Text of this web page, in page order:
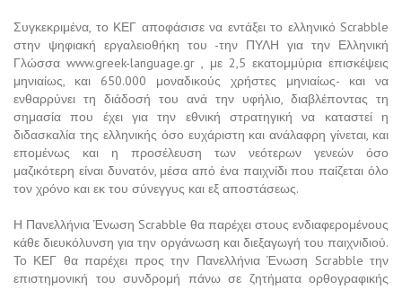
Συγκεκριμένα, το ΚΕΓ αποφάσισε να εντάξει το ελληνικό Scrabble
στην ψηφιακή εργαλειοθήκη του -την ΠΥΛΗ για την Ελληνική
Γλώσσα www.greek-language.gr , με 2,5 εκατομμύρια επισκέψεις
μηνιαίως, και 650.000 μοναδικούς χρήστες μηνιαίως- και να
ενθαρρύνει τη διάδοσή του ανά την υφήλιο, διαβλέποντας τη
σημασία που έχει για την εθνική στρατηγική να καταστεί η
διδασκαλία της ελληνικής όσο ευχάριστη και ανάλαφρη γίνεται, και
επομένως και η προσέλευση των νεότερων γενεών όσο
μαζικότερη είναι δυνατόν, μέσα από ένα παιχνίδι που παίζεται όλο
τον χρόνο και εκ του σύνεγγυς και εξ αποστάσεως.
Η Πανελλήνια Ένωση Scrabble θα παρέχει στους ενδιαφερομένους
κάθε διευκόλυνση για την οργάνωση και διεξαγωγή του παιχνιδιού.
Το ΚΕΓ θα παρέχει προς την Πανελλήνια Ένωση Scrabble την
επιστημονική του συνδρομή πάνω σε ζητήματα ορθογραφικής